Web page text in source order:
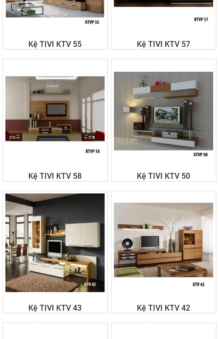
Kệ TIVI KTV 55
Liên hệ
Kệ TIVI KTV 57
Kệ TIVI KTV 58
Liên hệ
Kệ TIVI KTV 50
Liên hệ
Kệ TIVI KTV 43 Kệ TIVI KTV 42